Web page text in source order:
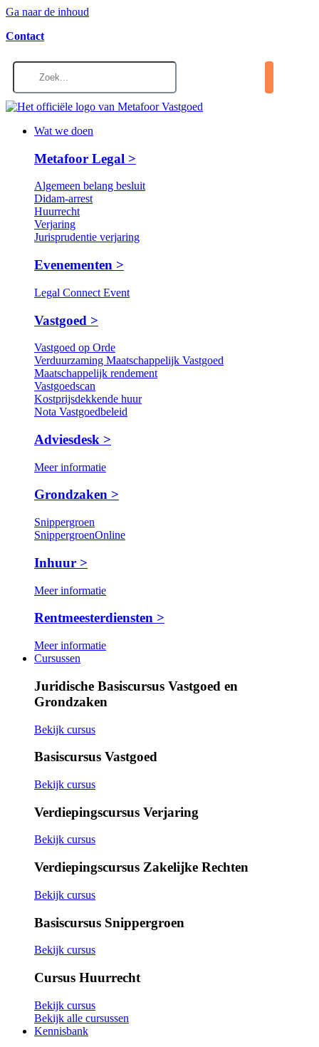
Ga naar de inhoud
Contact
Wat we doen
Metafoor Legal >
Algemeen belang besluit
Didam-arrest
Huurrecht
Verjaring
Jurisprudentie verjaring
Evenementen >
Legal Connect Event
Vastgoed >
Vastgoed op Orde
Verduurzaming Maatschappelijk Vastgoed
Maatschappelijk rendement
Vastgoedscan
Kostprijsdekkende huur
Nota Vastgoedbeleid
Adviesdesk >
Meer informatie
Grondzaken >
Snippergroen
SnippergroenOnline
Inhuur >
Meer informatie
Rentmeesterdiensten >
Meer informatie
Cursussen
Juridische Basiscursus Vastgoed en
Grondzaken
Bekijk cursus
Basiscursus Vastgoed
Bekijk cursus
Verdiepingscursus Verjaring
Bekijk cursus
Verdiepingscursus Zakelijke Rechten
Bekijk cursus
Basiscursus Snippergroen
Bekijk cursus
Cursus Huurrecht
Bekijk cursus
Bekijk alle cursussen
Kennisbank